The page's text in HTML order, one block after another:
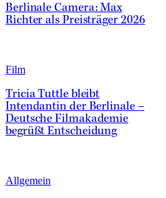
Berlinale Camera: Max
Richter als Preisträger 2026
Film
Tricia Tuttle bleibt
Intendantin der Berlinale –
Deutsche Filmakademie
begrüßt Entscheidung
Allgemein